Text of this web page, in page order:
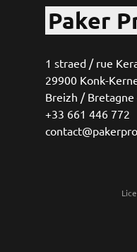
Paker
1 straed / rue
29900 Konk-
Breizh / Bretagne
+33 661 446 772